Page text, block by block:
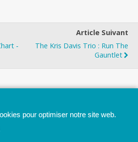
‐
Article Suivant
The Kris Davis Trio : Run The
Gauntlet
pour optimiser notre site web.